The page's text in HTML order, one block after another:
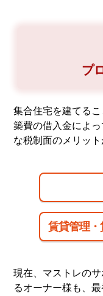
プ
集合住宅を建てる
築費の借入金によ
な税制面のメリット
賃貸管理
現在、マストレの
るオーナー様も、